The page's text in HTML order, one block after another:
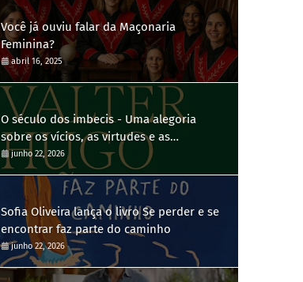
Você já ouviu falar da Maçonaria
Feminina?
abril 16, 2025
O século dos imbecis - Uma alegoria
sobre os vícios, as virtudes e as
contradições humanas
junho 22, 2026
Sofia Oliveira lança o livro Se perder e se
encontrar faz parte do caminho
junho 22, 2026